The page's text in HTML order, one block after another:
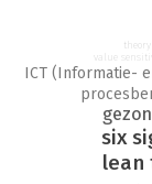
Cordia, expert
eHealth en ICT-
de belangrijke
transparantie.
manier waarop
kunnen innoveren.
lean
six
ICT (Informatie-
value